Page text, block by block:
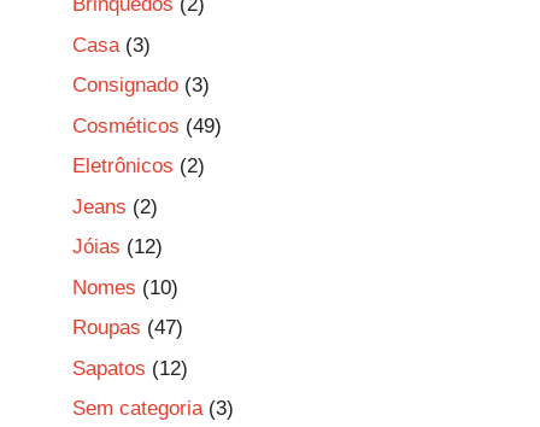
Casa (3)
Consignado (3)
Cosméticos (49)
Eletrônicos (2)
Jeans (2)
Jóias (12)
Nomes (10)
Roupas (47)
Sapatos (12)
Sem categoria(3)